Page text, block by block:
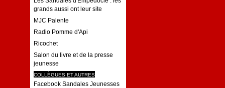
grands aussi ont leur site
MJC Palente
Radio Pomme d'Api
Ricochet
Salon du livre et de la presse
jeunesse
COLLÈGUES ET AUTRES
Facebook Sandales Jeunesses